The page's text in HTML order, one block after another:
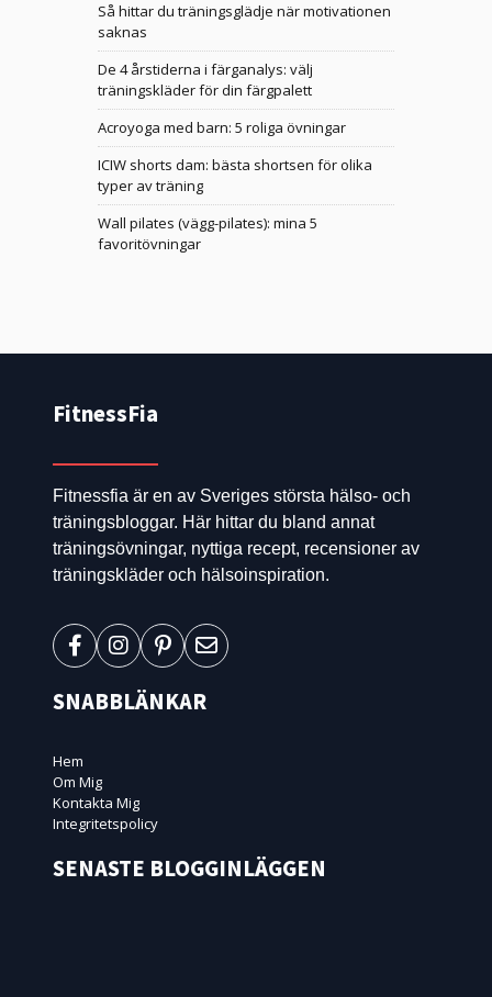
Så hittar du träningsglädje när motivationen
saknas
De 4 årstiderna i färganalys: välj
träningskläder för din färgpalett
Acroyoga med barn: 5 roliga övningar
ICIW shorts dam: bästa shortsen för olika
typer av träning
Wall pilates (vägg-pilates): mina 5
favoritövningar
FitnessFia
Fitnessfia är en av Sveriges största hälso- och
träningsbloggar. Här hittar du bland annat
träningsövningar, nyttiga recept, recensioner av
träningskläder och hälsoinspiration.
SNABBLÄNKAR
Hem
Om Mig
Kontakta Mig
Integritetspolicy
SENASTE BLOGGINLÄGGEN